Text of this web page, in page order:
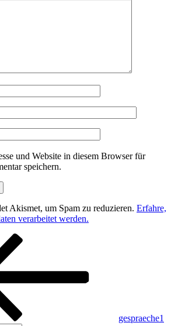
und Website in diesem Browser für
speichern.
Akismet, um Spam zu reduzieren. Erfahre,
verarbeitet werden.
gespraeche1